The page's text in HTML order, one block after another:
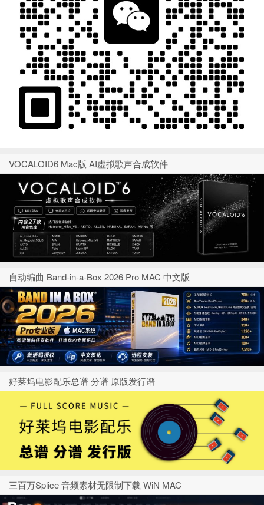
VOCALOID6 Mac版 AI虚拟歌声合成软件
自动编曲 Band-in-a-Box 2026 Pro MAC 中文版
好莱坞电影配乐总谱 分谱 原版发行谱
三百万Splice 音频素材无限制下载 WiN MAC